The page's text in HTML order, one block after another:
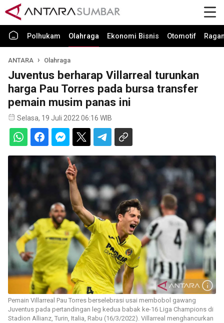
Polhukam Olahraga Ekonomi Bisnis Otomotif
ANTARA Olahraga
Juventus berharap Villarreal turunkan
harga Pau Torres pada bursa transfer
pemain musim panas ini
Selasa, 19 Juli 2022 06:16 WIB
Pemain Villarreal Pau Torres berselebrasi usai membobol gawang
Juventus pada pertandingan leg kedua babak ke-16 Liga Champions di
Stadion Allianz, Turin, Italia, Rabu (16/3/2022). Villarreal menghancurkan